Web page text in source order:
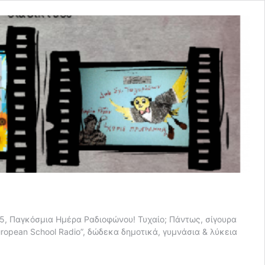
Παγκόσμια Ημέρα Ραδιοφώνου! Τυχαίο; Πάντως, σίγουρα
School Radio”, δώδεκα δημοτικά, γυμνάσια & λύκεια